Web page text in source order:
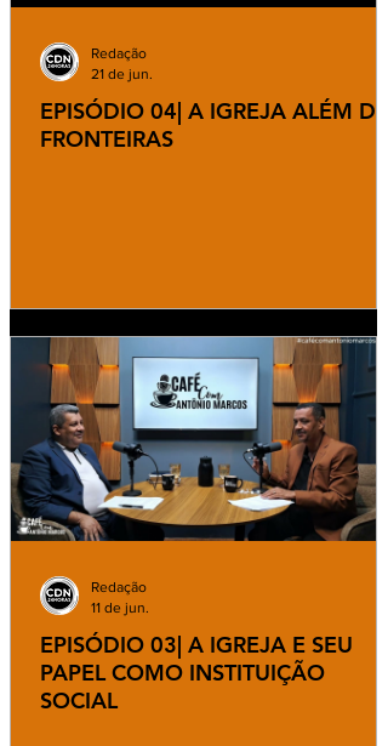
EPISÓDIO 04| A IGREJA ALÉM
FRONTEIRAS
Redação
21 de jun.
EPISÓDIO 03| A IGREJA E SEU
PAPEL COMO INSTITUIÇÃO
SOCIAL
Redação
11 de jun.